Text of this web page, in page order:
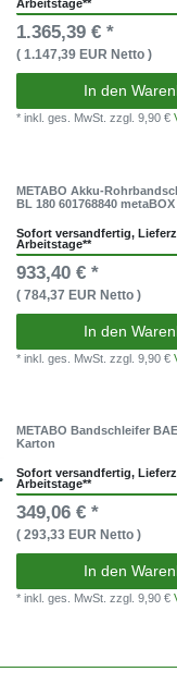
Arbeitstage**
1.365,39 € *
( 1.147,39 EUR Netto )
In den
* inkl. ges. MwSt.zzgl. 9,90 €
METABO Akku-
BL 180 601768840 metaBOX
Sofort versandfertig,
Arbeitstage**
933,40 € *
( 784,37 EUR Netto )
In den
* inkl. ges. MwSt.zzgl. 9,90 €
METABO Bandschleifer
Karton
Sofort versandfertig,
Arbeitstage**
349,06 € *
( 293,33 EUR Netto )
In den
* inkl. ges. MwSt.zzgl. 9,90 €